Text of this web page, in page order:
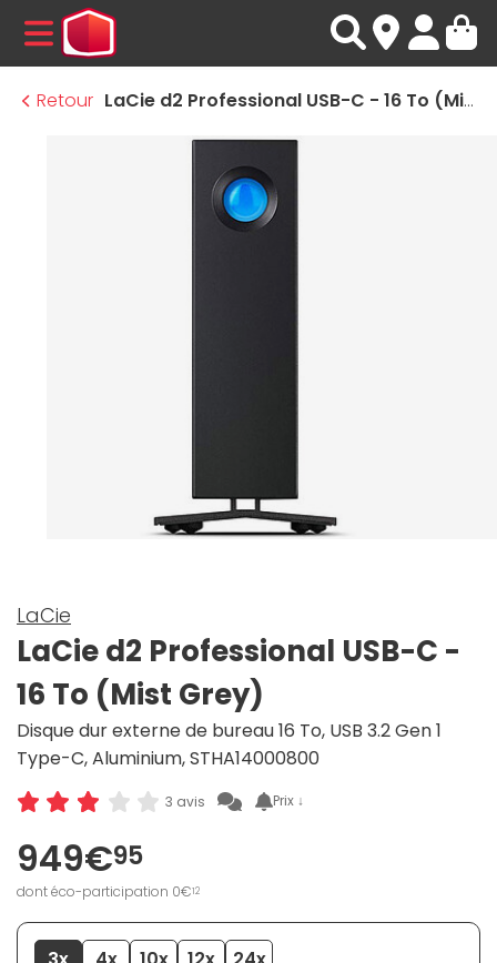
MENU
Retour
LaCie d2 Professional USB-C - 16 To (Mist Grey)
LaCie
LaCie d2 Professional USB-C -
16 To (Mist Grey)
Disque dur externe de bureau 16 To, USB 3.2 Gen 1
Type-C, Aluminium, STHA14000800
3 avis Prix ↓
949€95
dont éco-participation 0€12